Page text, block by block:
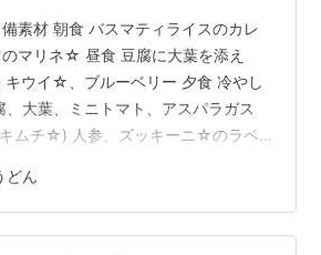
素材 朝食 バスマティライスのカレ
マリネ☆ 昼食 豆腐に大葉を添え
キウイ☆、ブルーベリー 夕食 冷やし
大葉、ミニトマト、アスパラガス
ムチ☆) 人参、ズッキーニ☆のラペ
人参が食べたかった、つゆが甘すぎ
どん